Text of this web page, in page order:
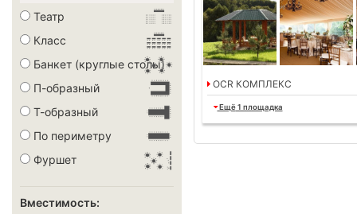
Театр
Класс
Банкет (круглые столы)
П-образный
Т-образный
По периметру
Фуршет
Вместимость:
OCR КОМПЛЕКС
Ещё1 площадка